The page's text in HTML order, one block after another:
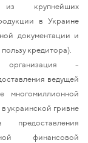
из крупнейших
в Украине
документации и
кредитора).
организация -
ведущей
многомиллионной
украинской гривне
финансовой